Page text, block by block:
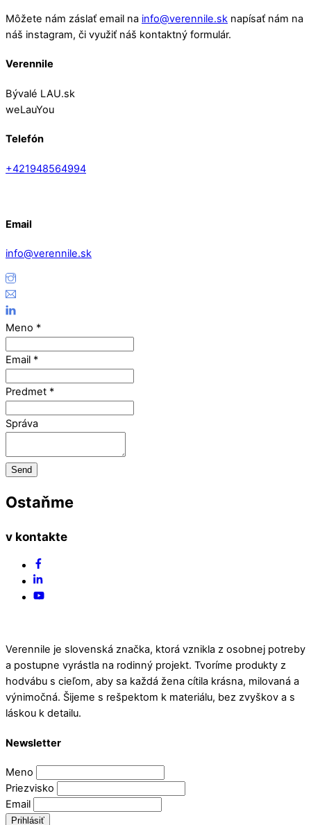
Môžete nám záslať email na info@verennile.sk napísať nám na
náš instagram, či využiť náš kontaktný formulár.
Verennile
Bývalé LAU.sk
weLauYou
Telefón
+421948564994
Email
info@verennile.sk
Meno *
Email *
Predmet *
Správa
Send
Ostaňme
v kontakte
Back
Top
Linked
InYouTube
Verennile je slovenská značka, ktorá vznikla z osobnej potreby
a postupne vyrástla na rodinný projekt. Tvoríme produkty z
hodvábu s cieľom, aby sa každá žena cítila krásna, milovaná a
výnimočná. Šijeme s rešpektom k materiálu, bez zvyškov a s
láskou k detailu.
Newsletter
Meno
Priezvisko
Email
Prihlásiť